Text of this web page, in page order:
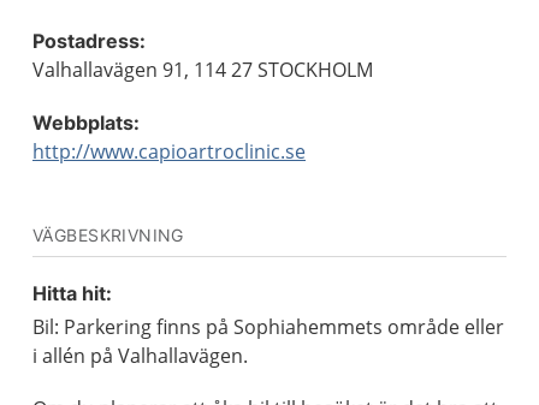
Postadress:
Valhallavägen 91, 114 27 STOCKHOLM
Webbplats:
http://www.capioartroclinic.se
VÄGBESKRIVNING
Hitta hit:
Bil: Parkering finns på Sophiahemmets område eller
i allén på Valhallavägen.